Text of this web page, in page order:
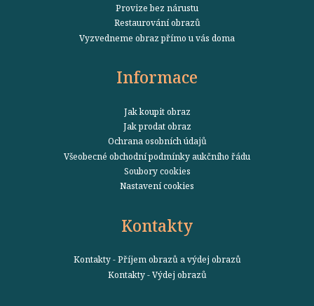
Provize bez nárustu
Restaurování obrazů
Vyzvedneme obraz přímo u vás doma
Informace
Jak koupit obraz
Jak prodat obraz
Ochrana osobních údajů
Všeobecné obchodní podmínky aukčního řádu
Soubory cookies
Nastavení cookies
Kontakty
Kontakty - Příjem obrazů a výdej obrazů
Kontakty - Výdej obrazů